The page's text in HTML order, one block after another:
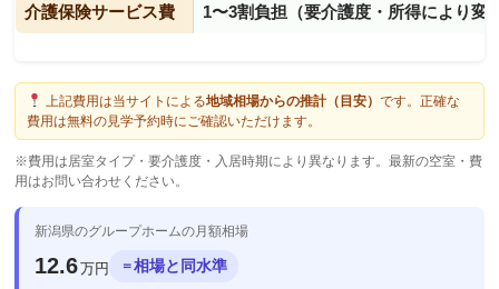
介護保険サービス費 1〜3割負担（要介護度・所得により変
上記費用は当サイトによる地域相場からの推計（目安） です。正確な
費用は無料の見学予約時にご確認いただけます。
※費用は居室タイプ・要介護度・入居時期により異なります。最新の空室・費
用はお問い合わせください。
新潟県のグループホームの月額相場
12.6万円 ＝相場と同水準